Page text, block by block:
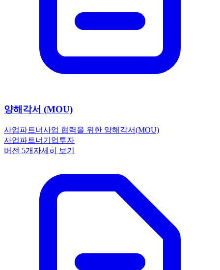
양해각서 (MOU)
사업파트너사업 협력을 위한 양해각서(MOU)
사업파트너 기업투자
버전 5개 자세히 보기